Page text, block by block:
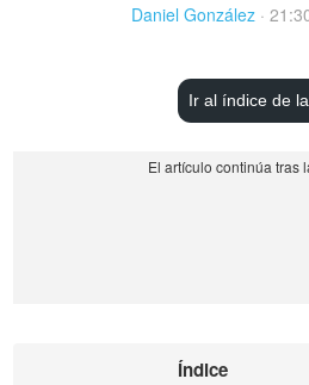
Daniel González ·
Ir al índice de
Índice